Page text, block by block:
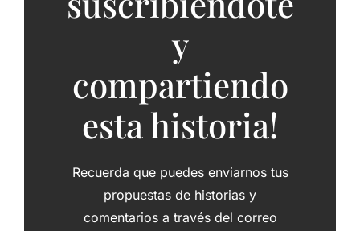
y
compartiendo
esta historia!
Recuerda que puedes enviarnos tus
propuestas de historias y
comentarios a través del correo